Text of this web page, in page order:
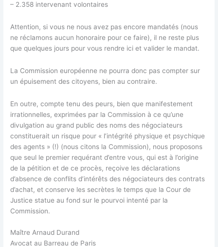
– 2.358 intervenant volontaires
Attention, si vous ne nous avez pas encore mandatés (nous
ne réclamons aucun honoraire pour ce faire), il ne reste plus
que quelques jours pour vous rendre ici et valider le mandat.
La Commission européenne ne pourra donc pas compter sur
un épuisement des citoyens, bien au contraire.
En outre, compte tenu des peurs, bien que manifestement
irrationnelles, exprimées par la Commission à ce qu’une
divulgation au grand public des noms des négociateurs
constituerait un risque pour « l’intégrité physique et psychique
des agents » (!) (nous citons la Commission), nous proposons
que seul le premier requérant d’entre vous, qui est à l’origine
de la pétition et de ce procès, reçoive les déclarations
d’absence de conflits d’intérêts des négociateurs des contrats
d’achat, et conserve les secrètes le temps que la Cour de
Justice statue au fond sur le pourvoi intenté par la
Commission.
Maître Arnaud Durand
Avocat au Barreau de Paris